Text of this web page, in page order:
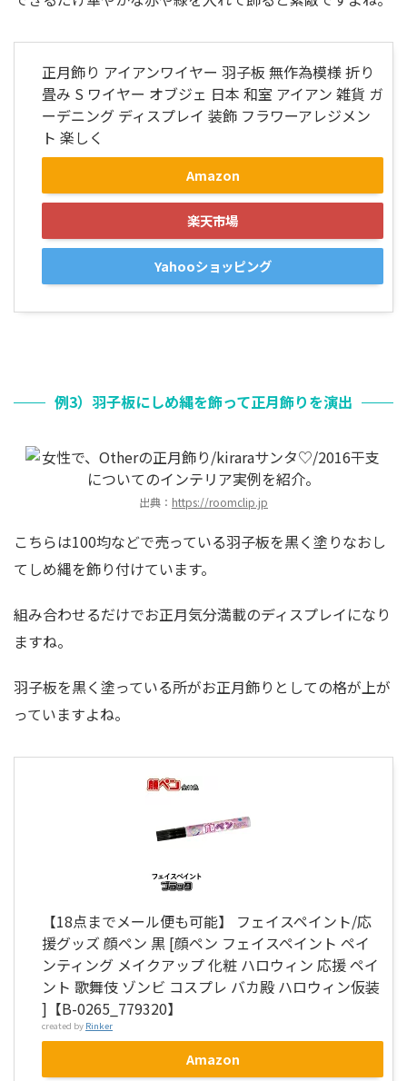
正月飾り アイアンワイヤー 羽子板 無作為模様 折り
畳み S ワイヤー オブジェ 日本 和室 アイアン 雑貨 ガ
ーデニング ディスプレイ 装飾 フラワーアレジメン
ト 楽しく
Amazon
楽天市場
Yahooショッピング
例3）羽子板にしめ縄を飾って正月飾りを演出
出典： https://roomclip.jp
こちらは100均などで売っている羽子板を黒く塗りなおし
てしめ縄を飾り付けています。
組み合わせるだけでお正月気分満載のディスプレイになり
ますね。
羽子板を黒く塗っている所がお正月飾りとしての格が上が
っていますよね。
【18点までメール便も可能】 フェイスペイント/応
援グッズ 顔ペン 黒 [顔ペン フェイスペイント ペイ
ンティング メイクアップ 化粧 ハロウィン 応援 ペイ
ント 歌舞伎 ゾンビ コスプレ バカ殿 ハロウィン仮装
]【B-0265_779320】
created by Rinker
Amazon